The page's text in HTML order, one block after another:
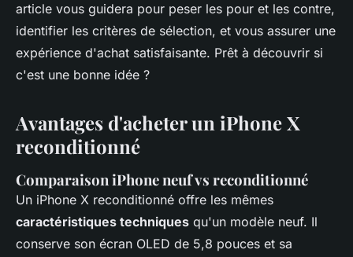
article vous guidera pour peser les pour et les contre,
identifier les critères de sélection, et vous assurer une
expérience d'achat satisfaisante. Prêt à découvrir si
c'est une bonne idée ?
Avantages d'acheter un iPhone X
reconditionné
Comparaison iPhone neuf vs reconditionné
Un iPhone X reconditionné offre les mêmes
caractéristiques techniques qu'un modèle neuf. Il
conserve son écran OLED de 5,8 pouces et sa